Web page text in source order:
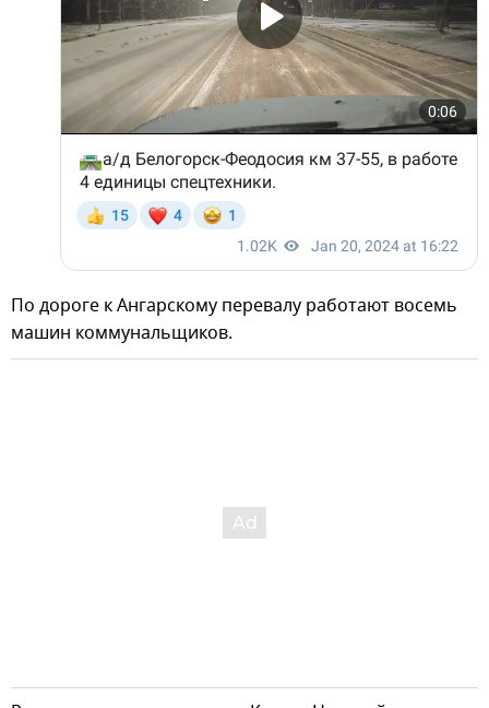
По дороге к Ангарскому перевалу работают восемь
машин коммунальщиков.